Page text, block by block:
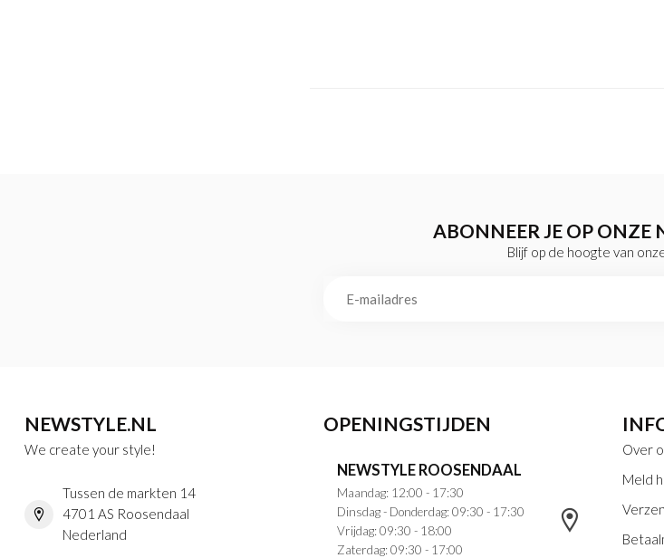
ABONNEER JE OP ONZE
Blijf op de hoogte van
NEWSTYLE.NL
We create your style!
Tussen de markten 14
4701 AS Roosendaal
Nederland
OPENINGSTIJDEN
NEWSTYLE ROOSENDAAL
Maandag: 12:00 - 17:30
Dinsdag - Donderdag: 09:30 - 17:30
Vrijdag: 09:30 - 18:00
Zaterdag: 09:30 - 17:00
Over
Meld